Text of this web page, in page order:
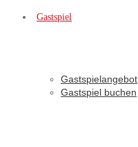
Gastspiel
Gastspielangebot
Gastspiel buchen